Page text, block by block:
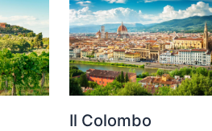
Il Colombo